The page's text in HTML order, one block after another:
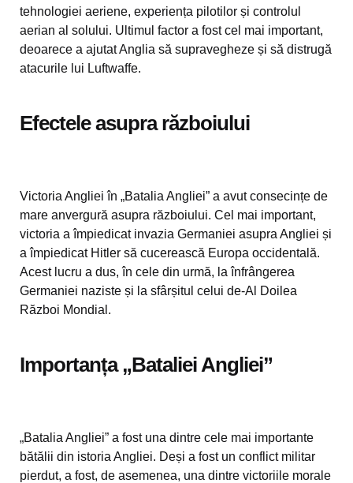
tehnologiei aeriene, experiența pilotilor și controlul
aerian al solului. Ultimul factor a fost cel mai important,
deoarece a ajutat Anglia să supravegheze și să distrugă
atacurile lui Luftwaffe.
Efectele asupra războiului
Victoria Angliei în „Batalia Angliei” a avut consecințe de
mare anvergură asupra războiului. Cel mai important,
victoria a împiedicat invazia Germaniei asupra Angliei și
a împiedicat Hitler să cucerească Europa occidentală.
Acest lucru a dus, în cele din urmă, la înfrângerea
Germaniei naziste și la sfârșitul celui de-Al Doilea
Război Mondial.
Importanța „Bataliei Angliei”
„Batalia Angliei” a fost una dintre cele mai importante
bătălii din istoria Angliei. Deși a fost un conflict militar
pierdut, a fost, de asemenea, una dintre victoriile morale